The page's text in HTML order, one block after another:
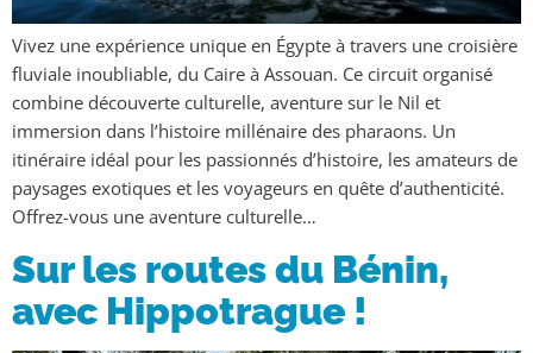
Vivez une expérience unique en Égypte à travers une croisière
fluviale inoubliable, du Caire à Assouan. Ce circuit organisé
combine découverte culturelle, aventure sur le Nil et
immersion dans l’histoire millénaire des pharaons. Un
itinéraire idéal pour les passionnés d’histoire, les amateurs de
paysages exotiques et les voyageurs en quête d’authenticité.
Offrez-vous une aventure culturelle…
Sur les routes du Bénin,
avec Hippotrague !